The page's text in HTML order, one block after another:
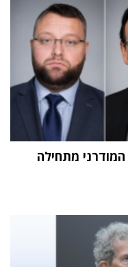
מתחילה